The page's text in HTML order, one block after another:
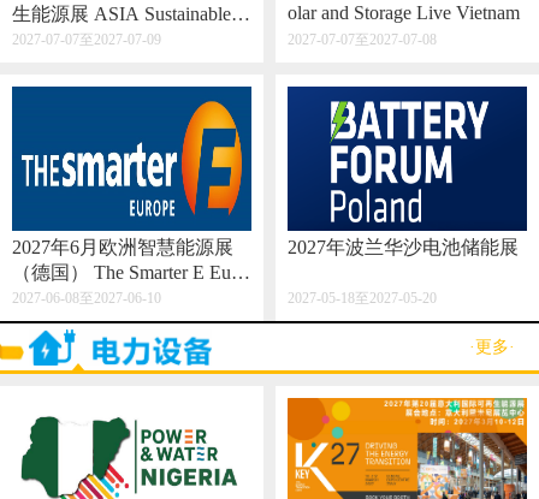
生能源展 ASIA Sustainable E
nergy Week
2027-07-07至2027-07-09
olar and Storage Live Vietnam
2027-07-07至2027-07-08
2027年6月欧洲智慧能源展
（德国） The Smarter E Euro
pe 2027
2027-06-08至2027-06-10
2027年波兰华沙电池储能展
2027-05-18至2027-05-20
·更多·